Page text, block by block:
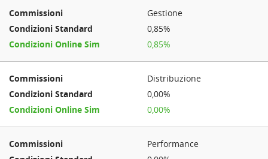
Gestione
0,85%
0,85%
Distribuzione
0,00%
0,00%
Performance